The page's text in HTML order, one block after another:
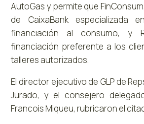
AutoGas y permite que
de CaixaBank especializada
financiación al consumo, y
financiación preferente a los
talleres autorizados.
El director ejecutivo de GLP de
Jurado, y el consejero
Francois Miqueu, rubricaron el